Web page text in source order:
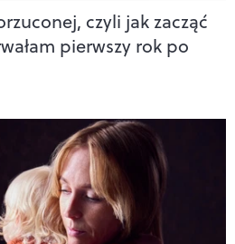
czyli jak zacząć
pierwszy rok po